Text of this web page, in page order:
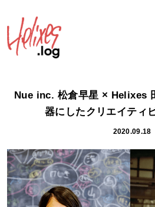
Nue inc. 松倉早星 × Helixes
器にしたクリエイティ
2020.09.18